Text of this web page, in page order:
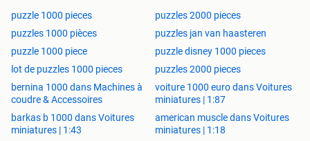
puzzle 1000 pieces
puzzles 2000 pieces
puzzles 1000 pièces
puzzles jan van haasteren
puzzle 1000 piece
puzzle disney 1000 pieces
lot de puzzles 1000 pieces
puzzles 2000 pieces
bernina 1000 dans Machines à
coudre & Accessoires
voiture 1000 euro dans Voitures
miniatures | 1:87
barkas b 1000 dans Voitures
miniatures | 1:43
american muscle dans Voitures
miniatures | 1:18